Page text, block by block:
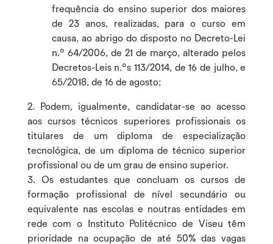
frequência do ensino superior dos maiores
de 23 anos, realizadas, para o curso em
causa, ao abrigo do disposto no Decreto-Lei
n.º 64/2006, de 21 de março, alterado pelos
Decretos-Leis n.ºs 113/2014, de 16 de julho, e
65/2018, de 16 de agosto;
2. Podem, igualmente, candidatar-se ao acesso
aos cursos técnicos superiores profissionais os
titulares de um diploma de especialização
tecnológica, de um diploma de técnico superior
profissional ou de um grau de ensino superior.
3. Os estudantes que concluam os cursos de
formação profissional de nível secundário ou
equivalente nas escolas e noutras entidades em
rede com o Instituto Politécnico de Viseu têm
prioridade na ocupação de até 50% das vagas